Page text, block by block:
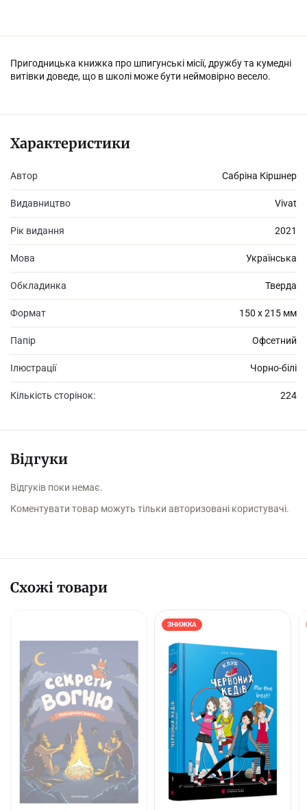
Пригодницька книжка про шпигунські місії, дружбу та кумедні
витівки доведе, що в школі може бути неймовірно весело.
Характеристики
Автор Сабріна Кіршнер
Видавництво Vivat
Рік видання 2021
Мова Українська
Обкладинка Тверда
Формат 150 х 215 мм
Папір Офсетний
Ілюстрації Чорно-білі
Кількість сторінок: 224
Відгуки
Відгуків поки немає.
Коментувати товар можуть тільки авторизовані користувачі.
Схожі товари
ЗНИЖКА